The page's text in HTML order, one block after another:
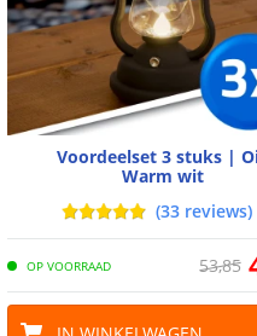
Capaciteit
Aantal
Laadtijd
Brandduur
Solar paneel
Type paneel
Voordeelset 3 stuks |
Warm wit
(33 reviews)
OP VOORRAAD 53,85